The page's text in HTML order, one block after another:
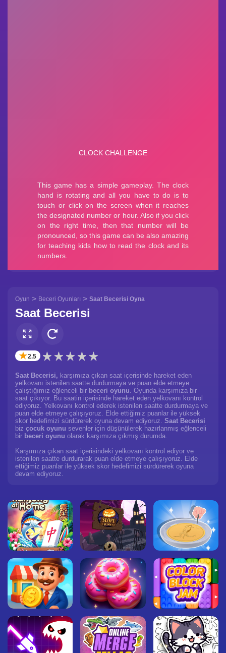
Oyun > Beceri Oyunları > Saat Becerisi Oyna
Saat Becerisi
✭2.5
Saat Becerisi, karşımıza çıkan saat içerisinde hareket eden
yelkovanı istenilen saatte durdurmaya ve puan elde etmeye
çalıştığımız eğlenceli bir beceri oyunu. Oyunda karşımıza bir
saat çıkıyor. Bu saatin içerisinde hareket eden yelkovanı kontrol
ediyoruz. Yelkovanı kontrol ederek istenilen saatte durdurmaya ve
puan elde etmeye çalışıyoruz. Elde ettiğimiz puanlar ile yüksek
skor hedefimizi sürdürerek oyuna devam ediyoruz. Saat Becerisi
biz çocuk oyunu sevenler için düşünülerek hazırlanmış eğlenceli
bir beceri oyunu olarak karşımıza çıkmış durumda.
Karşımıza çıkan saat içerisindeki yelkovanı kontrol ediyor ve
istenilen saatte durdurarak puan elde etmeye çalışıyoruz. Elde
ettiğimiz puanlar ile yüksek skor hedefimizi sürdürerek oyuna
devam ediyoruz.